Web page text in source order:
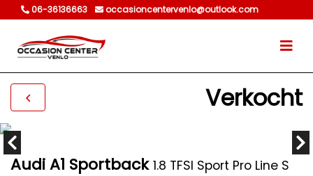
06-36136663 occasioncentervenlo@outlook.com
Verkocht
Audi A1 Sportback 1.8 TFSI Sport Pro Line S